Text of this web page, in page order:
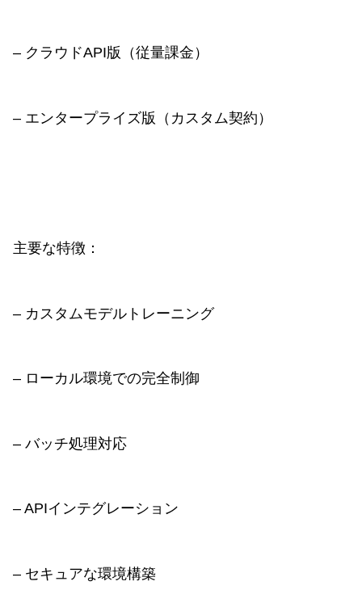
– クラウドAPI版（従量課金）
– エンタープライズ版（カスタム契約）
主要な特徴：
– カスタムモデルトレーニング
– ローカル環境での完全制御
– バッチ処理対応
– APIインテグレーション
– セキュアな環境構築